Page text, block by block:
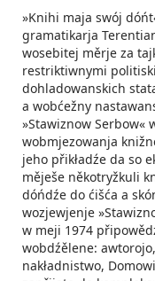
»Knihi maja swój
gramatikarja
wosebitej měrje za
restriktiwnymi
dohladowanskich
a wobćežny
»Stawiznow Serbow«
wobmjezowanja
jeho přikładźe da so
měješe někotryžkuli
dóńdźe do ćišća a
wozjewjenje
w meji 1974
wobdźělene:
nakładnistwo,